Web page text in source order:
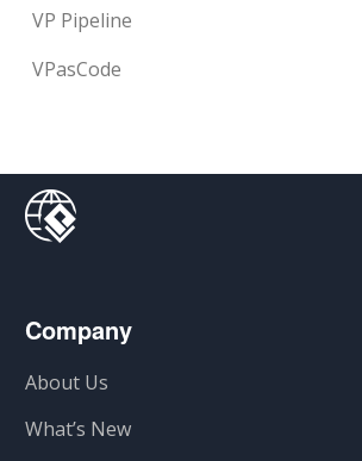
VP Pipeline
VPasCode
Company
About Us
What’s New